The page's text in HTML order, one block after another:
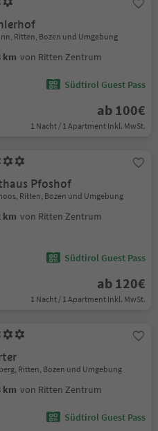
Ritten, Bozen und Umgebung
km von Ritten Zentrum
Südtirol Guest Pass
ab 100€
1 Nacht / 1 Apartment Inkl. MwSt.
Pfoshof
Ritten, Bozen und Umgebung
km von Ritten Zentrum
Südtirol Guest Pass
ab 120€
1 Nacht / 1 Apartment Inkl. MwSt.
Ritten, Bozen und Umgebung
km von Ritten Zentrum
Südtirol Guest Pass